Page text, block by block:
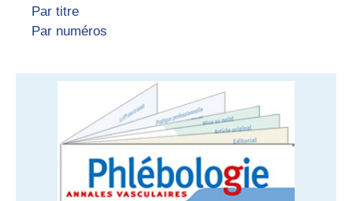
Par titre
Par numéros